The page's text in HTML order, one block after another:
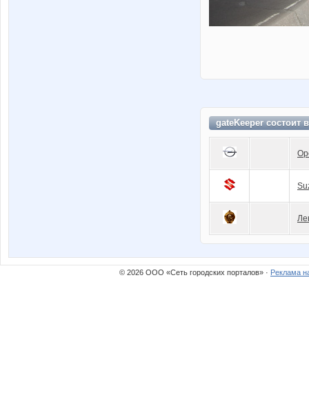
gateKeeper состоит
© 2026 ООО «Сеть городских порталов» · Реклама